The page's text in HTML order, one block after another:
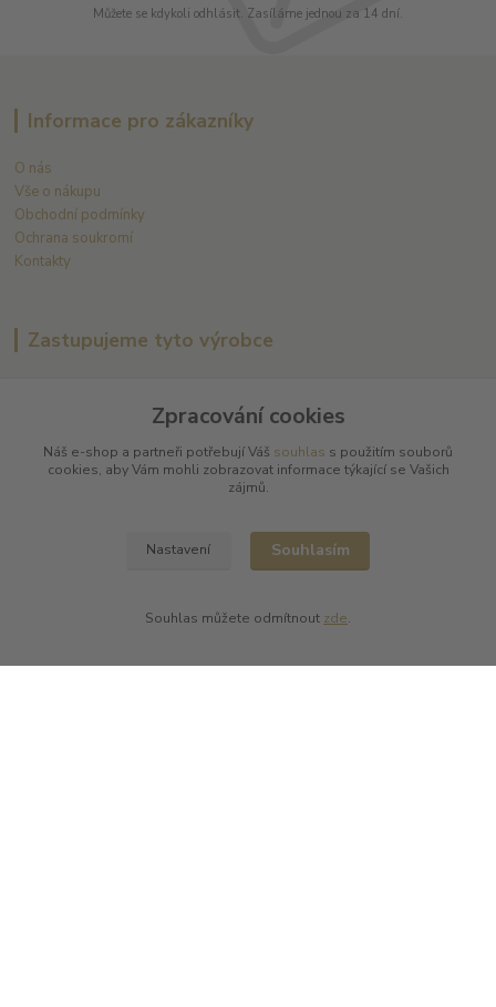
Můžete se kdykoli odhlásit. Zasíláme jednou za 14 dní.
Informace pro zákazníky
O nás
Vše o nákupu
Obchodní podmínky
Ochrana soukromí
Kontakty
Zastupujeme tyto výrobce
Chablis Daniel-Etienne Defaix
Champagne Charles Ellner
Zobrazit další výrobce →
Kde nás najdete
L PLUS - Miloslav Lerch
Zpracování cookies
Náš e-shop a partneři potřebují Váš souhlas s použitím souborů
cookies, aby Vám mohli zobrazovat informace týkající se Vašich
zájmů.
Nastavení Souhlasím
Souhlas můžete odmítnout zde.